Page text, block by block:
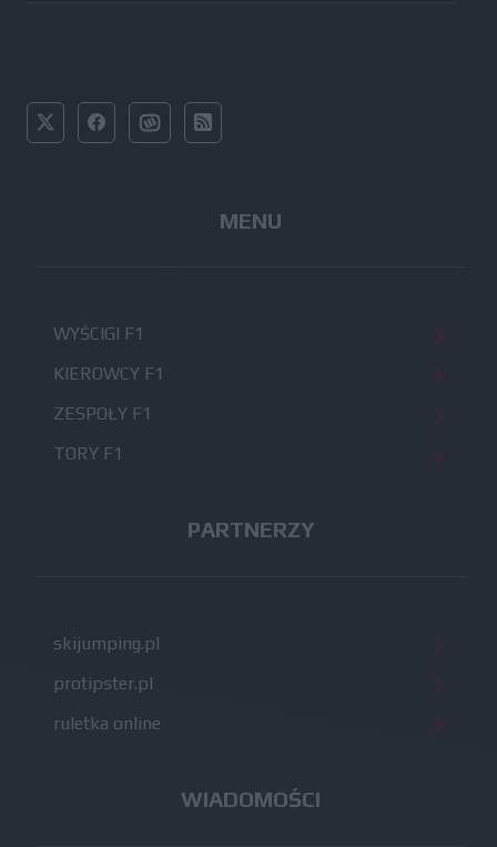
MENU
WYŚCIGI F1
KIEROWCY F1
ZESPOŁY F1
TORY F1
PARTNERZY
skijumping.pl
protipster.pl
ruletka online
WIADOMOŚCI